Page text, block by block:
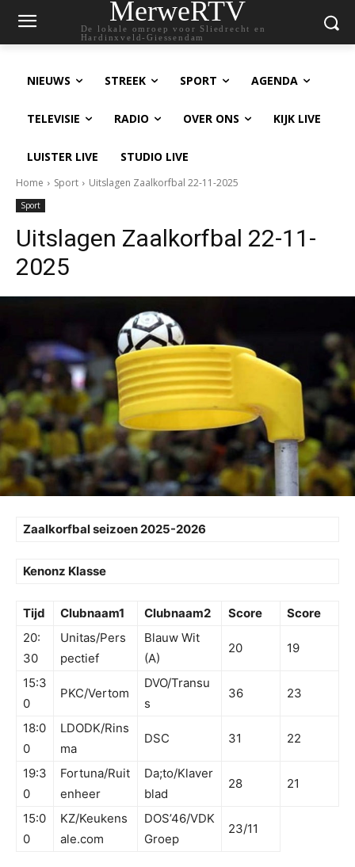
MerweRTV
De lokale omroep voor Sliedrecht en
Hardinxveld-Giessendam
NIEUWS STREEK SPORT AGENDA
TELEVISIE RADIO OVER ONS KIJK LIVE
LUISTER LIVE STUDIO LIVE
Home Sport Uitslagen Zaalkorfbal 22-11-2025
Sport
Uitslagen Zaalkorfbal 22-11-
2025
Zaalkorfbal seizoen 2025-2026
Kenonz Klasse
Tijd Clubnaam1 Clubnaam2 Score
Score
20:
30
Unitas/Pers
pectief
Blauw Wit
(A)
20 19
15:3
0
PKC/Vertom
DVO/Transu
s
36 23
18:0
0
LDODK/Rins
ma
DSC 31 22
19:3
0
Fortuna/Ruit
enheer
Da;to/Klaver
blad
28 21
15:0
0
KZ/Keukens
ale.com
DOS’46/VDK
Groep
23/11